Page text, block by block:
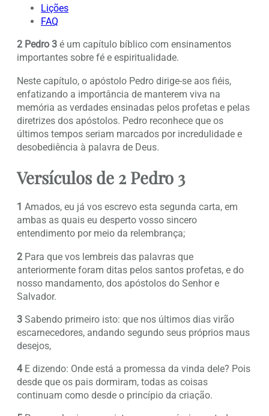
Lições
FAQ
2 Pedro 3 é um capítulo bíblico com ensinamentos
importantes sobre fé e espiritualidade.
Neste capítulo, o apóstolo Pedro dirige-se aos fiéis,
enfatizando a importância de manterem viva na
memória as verdades ensinadas pelos profetas e pelas
diretrizes dos apóstolos. Pedro reconhece que os
últimos tempos seriam marcados por incredulidade e
desobediência à palavra de Deus.
Versículos de 2 Pedro 3
1 Amados, eu já vos escrevo esta segunda carta, em
ambas as quais eu desperto vosso sincero
entendimento por meio da relembrança;
2 Para que vos lembreis das palavras que
anteriormente foram ditas pelos santos profetas, e do
nosso mandamento, dos apóstolos do Senhor e
Salvador.
3 Sabendo primeiro isto: que nos últimos dias virão
escarnecedores, andando segundo seus próprios maus
desejos,
4E dizendo: Onde está a promessa da vinda dele? Pois
desde que os pais dormiram, todas as coisas
continuam como desde o princípio da criação.